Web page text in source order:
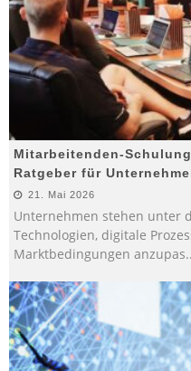
Mitarbeitenden-
Ratgeber für
21. Mai 2026
Unternehmen stehen unter
Technologien, digitale
Marktbedingungen anzupas